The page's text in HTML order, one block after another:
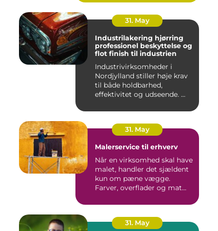
31. May
Industrilakering hjørring
professionel beskyttelse og
flot finish til industrien
Industrivirksomheder i
Nordjylland stiller høje krav
til både holdbarhed,
effektivitet og udseende. ...
31. May
Malerservice til erhverv
Når en virksomhed skal have
malet, handler det sjældent
kun om pæne vægge.
Farver, overflader og mat...
31. May